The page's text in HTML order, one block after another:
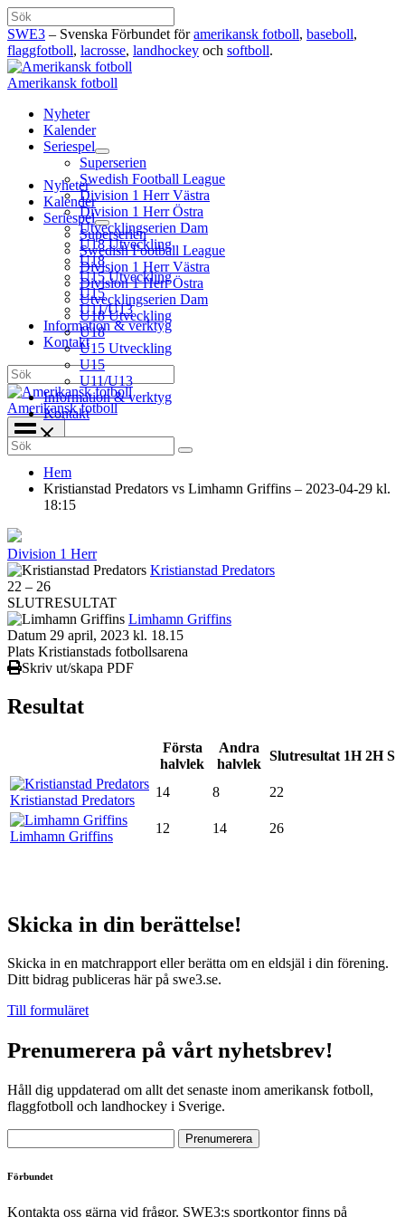
Hoppa
till
innehåll
Sök
SWE3 – Svenska Förbundet föramerikansk fotboll, baseboll,
flaggfotboll, lacrosse, landhockey och softboll.
Amerikansk fotboll
Nyheter
Kalender
Seriespel
Superserien
Swedish Football League
Division 1 Herr Västra
Division 1 Herr Östra
Utvecklingserien Dam
U18 Utveckling
U18
U15 Utveckling
U15
U11/U13
Information & verktyg
Kontakt
Sök
Amerikansk fotboll
Nyheter
Kalender
Seriespel
Superserien
Swedish Football League
Division 1 Herr Västra
Division 1 Herr Östra
Utvecklingserien Dam
U18 Utveckling
U18
U15 Utveckling
U15
U11/U13
Information & verktyg
Kontakt
Search
for:
Hem
Kristianstad Predators vs Limhamn Griffins – 2023-04-29 kl.
18:15
Division 1 Herr
Kristianstad Predators
22 – 26
SLUTRESULTAT
Limhamn Griffins
Datum 29 april, 2023 kl. 18.15
Plats Kristianstads fotbollsarena
Skriv ut/skapa PDF
Resultat
Första
halvlek
Andra
halvlek
Slutresultat 1H 2H S
Kristianstad Predators
14 8 22
Limhamn Griffins
12 14 26
Skicka in din berättelse!
Skicka in en matchrapport eller berätta om en eldsjäl i din förening.
Ditt bidrag publiceras här på swe3.se.
Till formuläret
Prenumerera på vårt nyhetsbrev!
Håll dig uppdaterad om allt det senaste inom amerikansk fotboll,
flaggfotboll och landhockey i Sverige.
Förbundet
Kontakta oss gärna vid frågor. SWE3:s sportkontor finns på